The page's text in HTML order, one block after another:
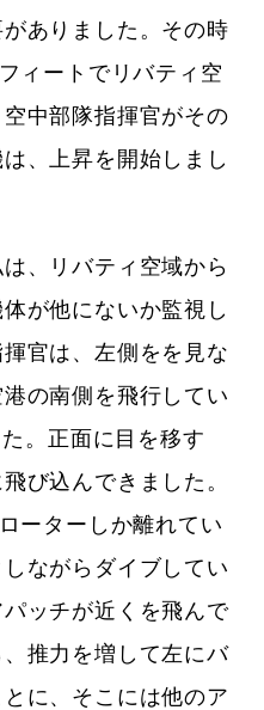
ありました。その時
ィートでリバティ空
中部隊指揮官がその
、上昇を開始しまし
、リバティ空域から
が他にないか監視し
官は、左側をを見な
の南側を飛行してい
。正面に目を移す
び込んできました。
ーターしか離れてい
ながらダイブしてい
ッチが近くを飛んで
推力を増して左にバ
に、そこには他のア